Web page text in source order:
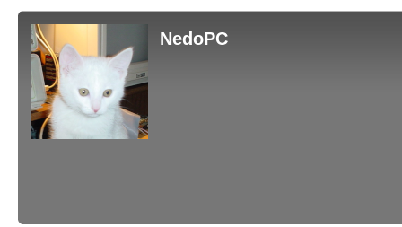
NedoPC